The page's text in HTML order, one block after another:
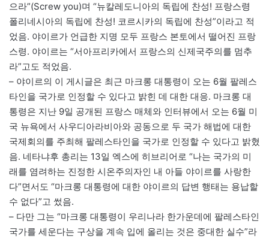
으라”(Screw you)며 “뉴칼레도니아의 독립에 찬성! 프랑스령
폴리네시아의 독립에 찬성! 코르시카의 독립에 찬성”이라고 적
었음. 야이르가 언급한 지명 모두 프랑스 본토에서 떨어진 프랑
스령. 야이르는 “서아프리카에서 프랑스의 신제국주의를 멈추
라”고도 적었음.
– 야이르의 이 게시글은 최근 마크롱 대통령이 오는 6월 팔레스
타인을 국가로 인정할 수 있다고 밝힌 데 대한 대응. 마크롱 대
통령은 지난 9일 공개된 프랑스 매체와 인터뷰에서 오는 6월 미
국 뉴욕에서 사우디아라비아와 공동으로 두 국가 해법에 대한
국제회의를 주최해 팔레스타인을 국가로 인정할 수 있다고 밝혔
음. 네타냐후 총리는 13일 엑스에 히브리어로 “나는 국가의 미
래를 염려하는 진정한 시온주의자인 내 아들 야이르를 사랑한
다”면서도 “마크롱 대통령에 대한 야이르의 답변 행태는 용납할
수 없다”고 썼음.
– 다만 그는 “마크롱 대통령이 우리나라 한가운데에 팔레스타인
국가를 세운다는 구상을 계속 입에 올리는 것은 중대한 실수”라